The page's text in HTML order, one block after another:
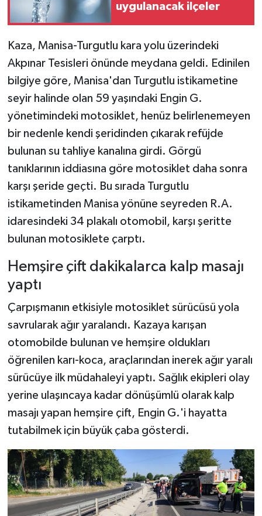
uygulanacak ilçeler
Kaza, Manisa-Turgutlu kara yolu üzerindeki
Akpınar Tesisleri önünde meydana geldi. Edinilen
bilgiye göre, Manisa'dan Turgutlu istikametine
seyir halinde olan 59 yaşındaki Engin G.
yönetimindeki motosiklet, henüz belirlenemeyen
bir nedenle kendi şeridinden çıkarak refüjde
bulunan su tahliye kanalına girdi. Görgü
tanıklarının iddiasına göre motosiklet daha sonra
karşı şeride geçti. Bu sırada Turgutlu
istikametinden Manisa yönüne seyreden R.A.
idaresindeki 34 plakalı otomobil, karşı şeritte
bulunan motosiklete çarptı.
Hemşire çift dakikalarca kalp masajı
yaptı
Çarpışmanın etkisiyle motosiklet sürücüsü yola
savrularak ağır yaralandı. Kazaya karışan
otomobilde bulunan ve hemşire oldukları
öğrenilen karı-koca, araçlarından inerek ağır yaralı
sürücüye ilk müdahaleyi yaptı. Sağlık ekipleri olay
yerine ulaşıncaya kadar dönüşümlü olarak kalp
masajı yapan hemşire çift, Engin G.'i hayatta
tutabilmek için büyük çaba gösterdi.